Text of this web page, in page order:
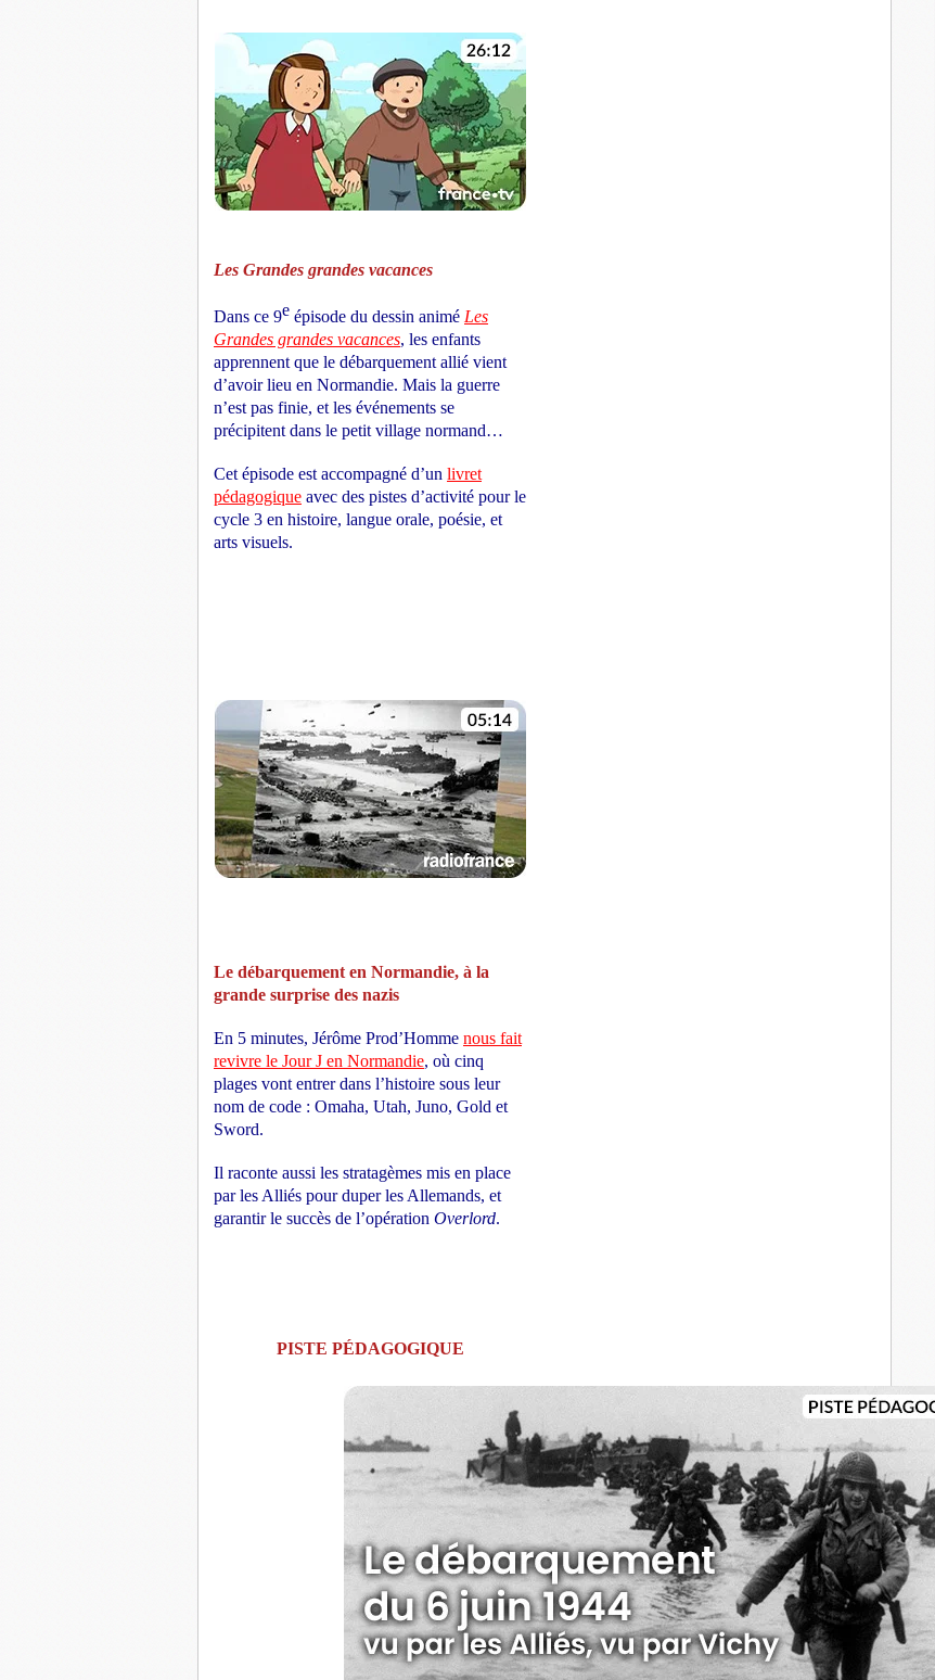
Les Grandes grandes vacances
Dans ce 9e épisode du dessin animé Les
Grandes grandes vacances, les enfants
apprennent que le débarquement allié vient
d’avoir lieu en Normandie. Mais la guerre
n’est pas finie, et les événements se
précipitent dans le petit village normand…
Cet épisode est accompagné d’un livret
pédagogique avec des pistes d’activité pour le
cycle 3 en histoire, langue orale, poésie, et
arts visuels.
Le débarquement en Normandie, à la
grande surprise des nazis
En 5 minutes, Jérôme Prod’Homme nous fait
revivre le Jour J en Normandie, où cinq
plages vont entrer dans l’histoire sous leur
nom de code : Omaha, Utah, Juno, Gold et
Sword.
Il raconte aussi les stratagèmes mis en place
par les Alliés pour duper les Allemands, et
garantir le succès de l’opération Overlord.
PISTE PÉDAGOGIQUE